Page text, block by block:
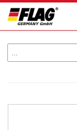
Zum Inhalt springen